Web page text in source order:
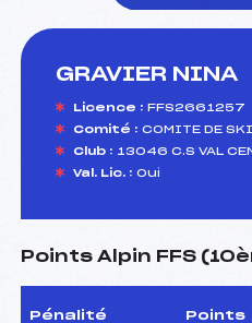
GRAVIER NINA
Licence : FFS2661257
Comité : COMITE DE
Club : 13046 C.S VAL
Val. Lic. : Oui
Points Alpin FFS
Pénalité Points